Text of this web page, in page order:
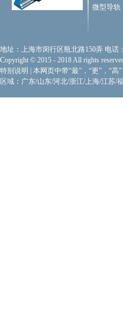
微型导轨
地址：上海市闵行区瓶北路150弄 电话
Copyright © 2015 - 2018 All rights
特别说明
本网页中带“最”，“更”，“
区域：广东/山东/河北/浙江/上海/江苏/